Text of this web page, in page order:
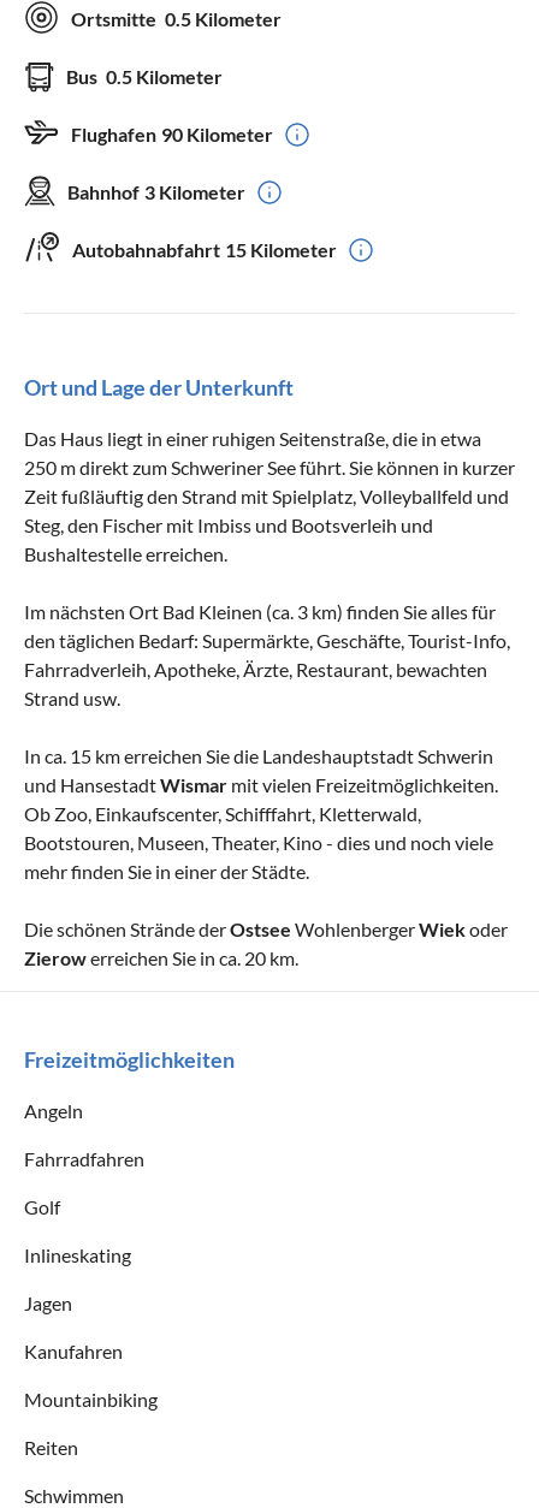
Ortsmitte 0.5 Kilometer
Bus 0.5 Kilometer
Flughafen 90 Kilometer
Bahnhof 3 Kilometer
Autobahnabfahrt 15 Kilometer
Ort und Lage der Unterkunft
Das Haus liegt in einer ruhigen Seitenstraße, die in etwa
250 m direkt zum Schweriner See führt. Sie können in kurzer
Zeit fußläuftig den Strand mit Spielplatz, Volleyballfeld und
Steg, den Fischer mit Imbiss und Bootsverleih und
Bushaltestelle erreichen.
Im nächsten Ort Bad Kleinen (ca. 3 km) finden Sie alles für
den täglichen Bedarf: Supermärkte, Geschäfte, Tourist-Info,
Fahrradverleih, Apotheke, Ärzte, Restaurant, bewachten
Strand usw.
In ca. 15 km erreichen Sie die Landeshauptstadt Schwerin
und HansestadtWismar mit vielen Freizeitmöglichkeiten.
Ob Zoo, Einkaufscenter, Schifffahrt, Kletterwald,
Bootstouren, Museen, Theater, Kino - dies und noch viele
mehr finden Sie in einer der Städte.
Die schönen Strände derOstsee WohlenbergerWiekoder
Zierowerreichen Sie in ca. 20 km.
Freizeitmöglichkeiten
Angeln
Fahrradfahren
Golf
Inlineskating
Jagen
Kanufahren
Mountainbiking
Reiten
Schwimmen